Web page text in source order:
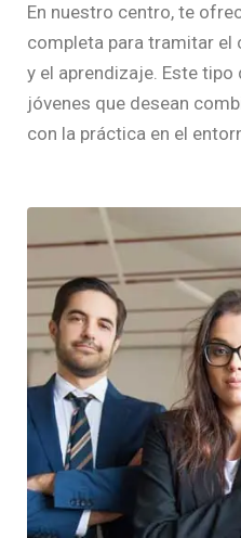
En nuestro centro, te
completa para tramitar
y el aprendizaje. Este
jóvenes que desean
con la práctica en el